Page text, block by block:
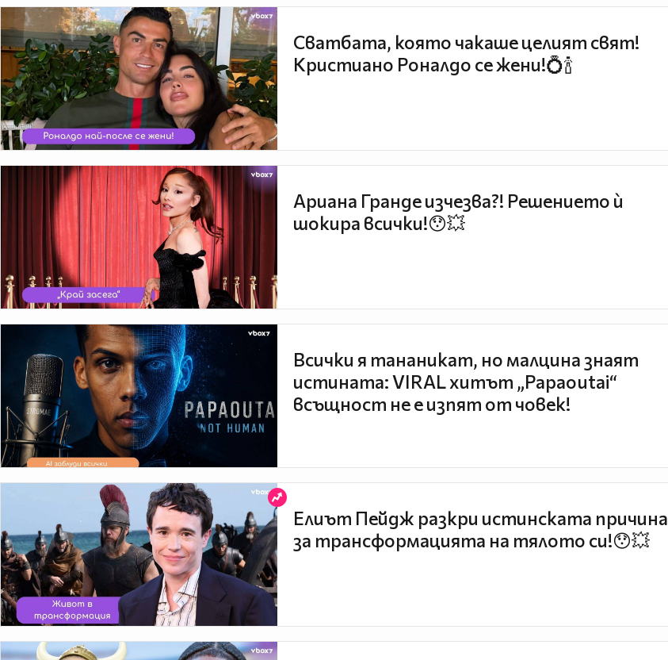
Сватбата, която чакаше целият свят!
Кристиано Роналдо се жени!💍🍾
Ариана Гранде изчезва?! Решението ѝ
шокира всички!😯💥
Всички я тананикат, но малцина знаят
истината: VIRAL хитът „Papaoutai“
всъщност не е изпят от човек!
Елиът Пейдж разкри истинската причина
за трансформацията на тялото си!😯💥